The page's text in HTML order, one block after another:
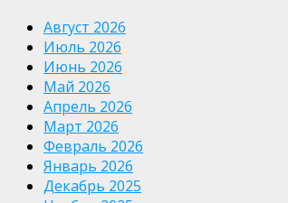
Август 2026
Июль 2026
Июнь 2026
Май 2026
Апрель 2026
Март 2026
Февраль 2026
Январь 2026
Декабрь 2025